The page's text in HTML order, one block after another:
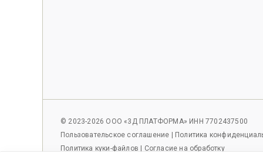
© 2023-2026 ООО «3Д ПЛАТФОРМА» ИНН 7702437500
Пользовательское соглашение | Политика
Политика куки-файлов | Согласие на обработку